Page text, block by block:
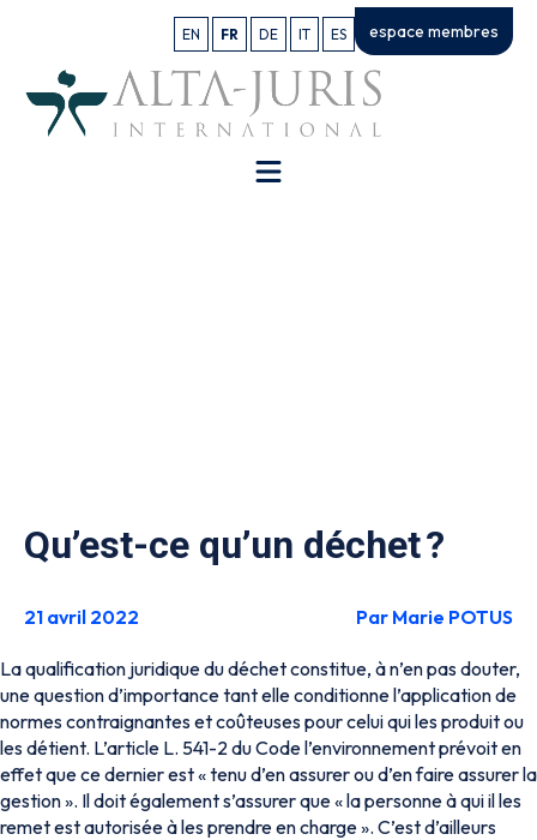
EN FR DE IT ES espace membres
Qu’est-ce qu’un déchet ?
21 avril 2022 Par Marie POTUS
La qualification juridique du déchet constitue, à n’en pas douter,
une question d’importance tant elle conditionne l’application de
normes contraignantes et coûteuses pour celui qui les produit ou
les détient. L’article L. 541-2 du Code l’environnement prévoit en
effet que ce dernier est « tenu d’en assurer ou d’en faire assurer la
gestion ». Il doit également s’assurer que « la personne à qui il les
remet est autorisée à les prendre en charge ». C’est d’ailleurs